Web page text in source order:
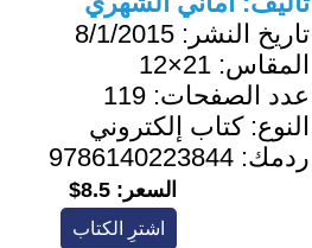
تاريخ النشر: 8/1/2015
المقاس: 21×12
عدد الصفحات: 119
النوع:كتاب إلكتروني
ردمك: 9786140223844
السعر: 8.5$
اشترِ الكتاب